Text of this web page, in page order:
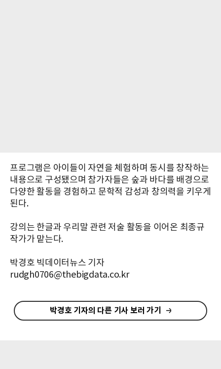
프로그램은 아이들이 자연을 체험하며 동시를 창작하는
내용으로 구성됐으며 참가자들은 숲과 바다를 배경으로
다양한 활동을 경험하고 문학적 감성과 창의력을 키우게
된다.
강의는 한글과 우리말 관련 저술 활동을 이어온 최종규
작가가 맡는다.
박경호 빅데이터뉴스 기자
rudgh0706@thebigdata.co.kr
박경호 기자의 다른 기사 보러 가기